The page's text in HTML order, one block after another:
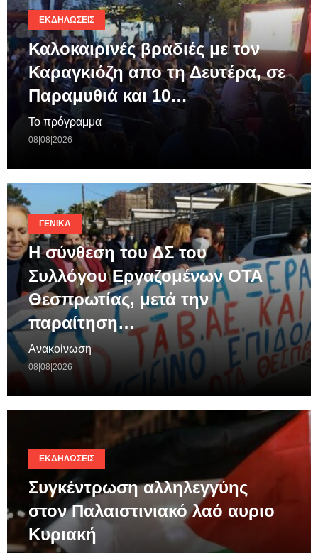
ΕΚΔΗΛΏΣΕΙΣ
Καλοκαιρινές βραδιές με τον
Καραγκιόζη απο τη Δευτέρα, σε
Παραμυθιά και 10…
Το πρόγραμμα
08|08|2026
ΓΕΝΙΚΆ
Η σύνθεση του ΔΣ του
Συλλόγου Εργαζομένων ΟΤΑ
Θεσπρωτίας, μετά την
παραίτηση…
Ανακοίνωση
08|08|2026
ΕΚΔΗΛΏΣΕΙΣ
Συγκέντρωση αλληλεγγύης
στον Παλαιστινιακό λαό αυριο
Κυριακή